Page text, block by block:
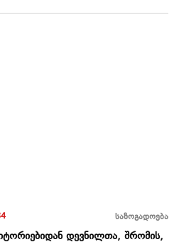
საზოგადოება
დევნილთა, შრომის,